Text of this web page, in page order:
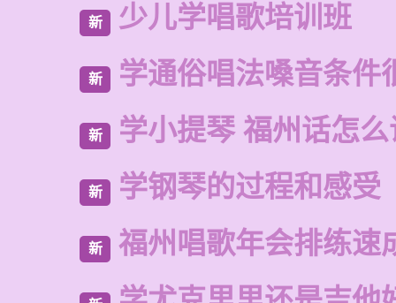
新 少儿学唱歌培训班
新 学通俗唱法嗓音条件
新 学小提琴 福州话怎
新 学钢琴的过程和感受
新 福州唱歌年会排练速